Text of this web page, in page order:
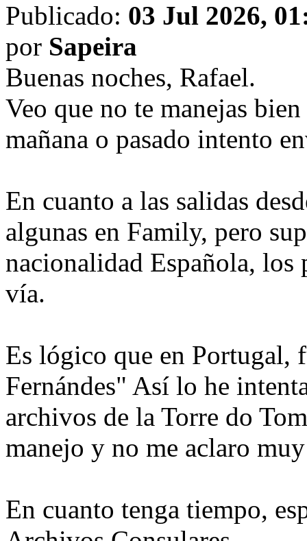
Publicado: 03 Jul 2026,
por Sapeira
Buenas noches, Rafael.
Veo que no te manejas
mañana o pasado intento
En cuanto a las salidas
algunas en Family, pero
nacionalidad Española,
vía.
Es lógico que en Portugal,
Fernándes" Así lo he
archivos de la Torre do
manejo y no me aclaro
En cuanto tenga tiempo,